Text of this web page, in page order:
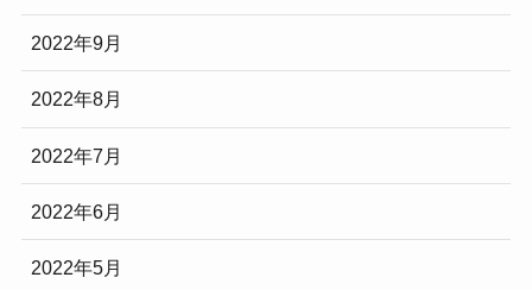
2022年9月
2022年8月
2022年7月
2022年6月
2022年5月